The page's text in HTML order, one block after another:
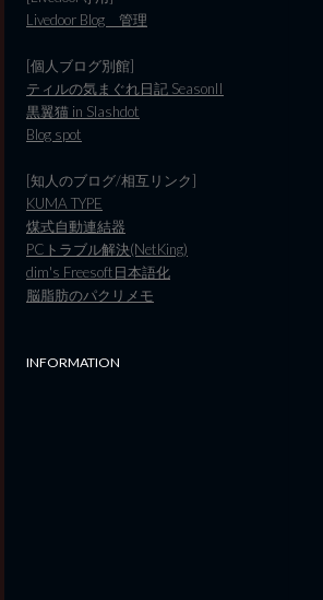
Livedoor Blog 管理
[個人ブログ別館]
ティルの気まぐれ日記 SeasonII
黒翼猫 in Slashdot
Blog spot
[知人のブログ/相互リンク]
KUMA TYPE
煤式自動連結器
PCトラブル解決(NetKing)
dim's Freesoft日本語化
脳脂肪のパクリメモ
INFORMATION